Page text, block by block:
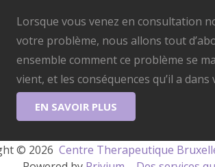
Lorsque vous venez en consultation
votre problème, nous allons tout
ensemble comment ce problème se
vient, et les conséquences qu’il a dans
EN SAVOIR PLUS
© 2026 Centre Therapeutique